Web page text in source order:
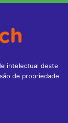
intelectual deste
de propriedade